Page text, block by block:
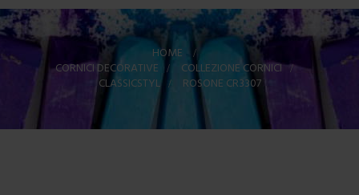
HOME
>
CORNICI DECORATIVE > COLLEZIONE CORNICI >
CLASSICSTYL > ROSONE CR3307